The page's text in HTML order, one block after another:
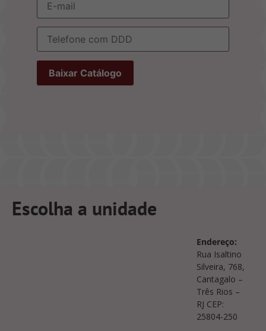
Escolha a unidade
Endereço:
Rua Isaltino
Silveira, 768,
Cantagalo –
Três Rios –
RJ CEP:
25804-250